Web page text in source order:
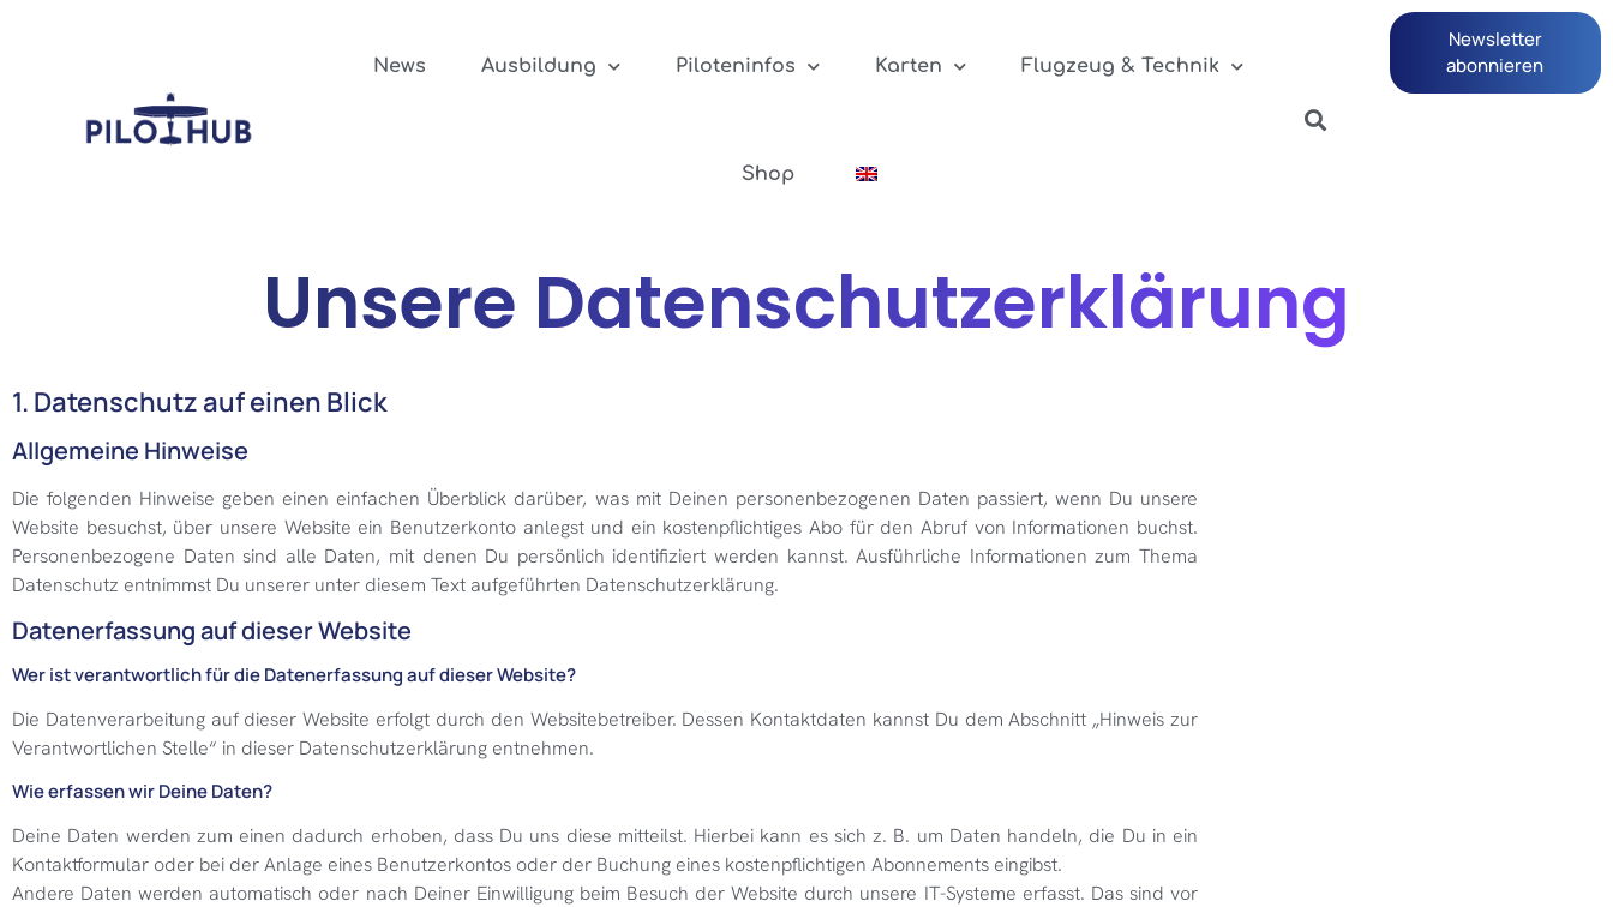
News Ausbildung Piloteninfos Karten Flugzeug & Technik
Shop
Newsletter
abonnieren
Unsere Datenschutzerklärung
1. Datenschutz auf einen Blick
Allgemeine Hinweise
Die folgenden Hinweise geben einen einfachen Überblick darüber, was mit Deinen personenbezogenen Daten passiert, wenn Du unsere
Website besuchst, über unsere Website ein Benutzerkonto anlegst und ein kostenpflichtiges Abo für den Abruf von Informationen buchst.
Personenbezogene Daten sind alle Daten, mit denen Du persönlich identifiziert werden kannst. Ausführliche Informationen zum Thema
Datenschutz entnimmst Du unserer unter diesem Text aufgeführten Datenschutzerklärung.
Datenerfassung auf dieser Website
Wer ist verantwortlich für die Datenerfassung auf dieser Website?
Die Datenverarbeitung auf dieser Website erfolgt durch den Websitebetreiber. Dessen Kontaktdaten kannst Du dem Abschnitt „Hinweis zur
Verantwortlichen Stelle“ in dieser Datenschutzerklärung entnehmen.
Wie erfassen wir Deine Daten?
Deine Daten werden zum einen dadurch erhoben, dass Du uns diese mitteilst. Hierbei kann es sich z. B. um Daten handeln, die Du in ein
Kontaktformular oder bei der Anlage eines Benutzerkontos oder der Buchung eines kostenpflichtigen Abonnements eingibst.
Andere Daten werden automatisch oder nach Deiner Einwilligung beim Besuch der Website durch unsere IT-Systeme erfasst. Das sind vor